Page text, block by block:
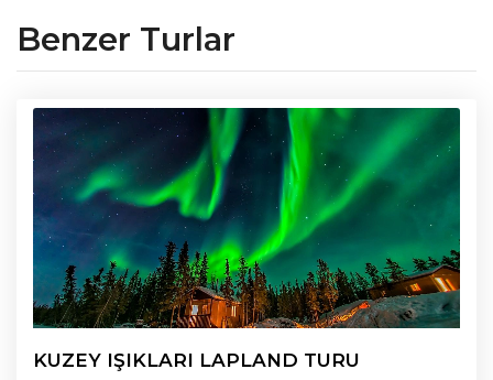
Benzer Turlar
KUZEY IŞIKLARI LAPLAND TURU